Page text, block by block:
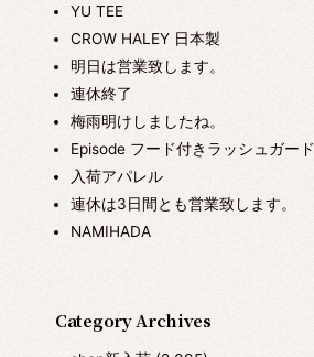
YU TEE
CROW HALEY 日本製
明日は営業致します。
連休終了
梅雨明けしましたね。
Episode フード付きラッシュガード
入荷アパレル
連休は3日間とも営業致します。
NAMIHADA
Category Archives